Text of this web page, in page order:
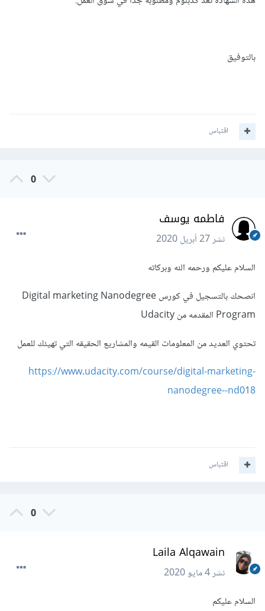
بالتوفيق
اقتباس
0
فاطمه يوسف
نشر27 أبريل 2020
السلام عليكم ورحمه الله وبركاته
انصحك بالتسجيل في كورس Digital marketing Nanodegree
Program المقدمه من Udacity
تحتوي العديد من المعلومات القيمه والمشاريع الحقيقه التي تهيئك للعمل
https://www.udacity.com/course/digital-marketing-
nanodegree--nd018
اقتباس
0
Laila Alqawain
نشر4 مايو 2020
السلام عليكم